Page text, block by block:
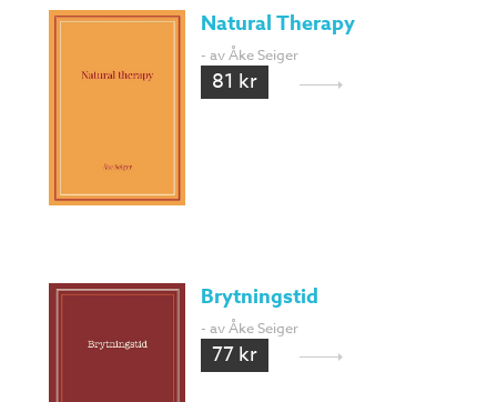
Natural Therapy
- av Åke Seiger
81 kr
Brytningstid
- av Åke Seiger
77 kr